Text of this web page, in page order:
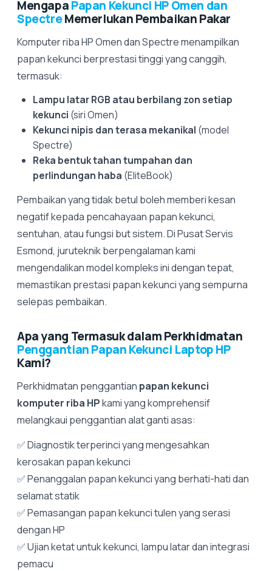
MengapaPapan Kekunci HP Omen dan
SpectreMemerlukan Pembaikan Pakar
Komputer riba HP Omen dan Spectre menampilkan
papan kekunci berprestasi tinggi yang canggih,
termasuk:
Lampu latar RGB atau berbilang zon setiap
kekunci (siri Omen)
Kekunci nipis dan terasa mekanikal (model
Spectre)
Reka bentuk tahan tumpahan dan
perlindungan haba (EliteBook)
Pembaikan yang tidak betul boleh memberi kesan
negatif kepada pencahayaan papan kekunci,
sentuhan, atau fungsi but sistem. Di Pusat Servis
Esmond, juruteknik berpengalaman kami
mengendalikan model kompleks ini dengan tepat,
memastikan prestasi papan kekunci yang sempurna
selepas pembaikan.
Apa yang Termasuk dalam Perkhidmatan
Penggantian Papan Kekunci Laptop HP
Kami?
Perkhidmatan penggantian papan kekunci
komputer riba HPkami yang komprehensif
melangkaui penggantian alat ganti asas:
✅ Diagnostik terperinci yang mengesahkan
kerosakan papan kekunci
✅ Penanggalan papan kekunci yang berhati-hati dan
selamat statik
✅ Pemasangan papan kekunci tulen yang serasi
dengan HP
✅ Ujian ketat untuk kekunci, lampu latar dan integrasi
pemacu